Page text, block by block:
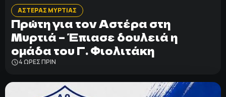
ΑΣΤΕΡΑΣ ΜΥΡΤΙΑΣ
Πρώτη για τον Αστέρα στη
Μυρτιά – Έπιασε δουλειά η
ομάδα του Γ. Φιολιτάκη
4 ΩΡΕΣ ΠΡΙΝ